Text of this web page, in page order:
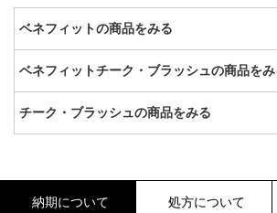
ベネフィットの商品をみる
ベネフィットチーク・ブラッシュの商品をみ
チーク・ブラッシュの商品をみる
納期について 処方について